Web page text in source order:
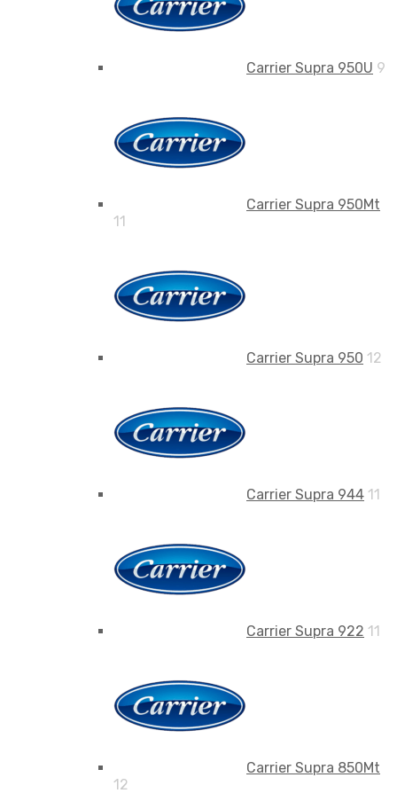
Carrier Supra 950U 9
Carrier Supra 950Mt
11
Carrier Supra 950 12
Carrier Supra 944 11
Carrier Supra 922 11
Carrier Supra 850Mt
12